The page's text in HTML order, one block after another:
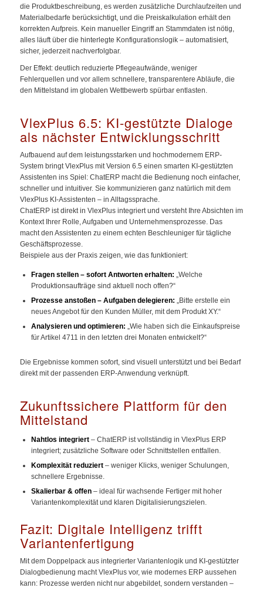
die Produktbeschreibung, es werden zusätzliche Durchlaufzeiten und
Materialbedarfe berücksichtigt, und die Preiskalkulation erhält den
korrekten Aufpreis. Kein manueller Eingriff an Stammdaten ist nötig,
alles läuft über die hinterlegte Konfigurationslogik – automatisiert,
sicher, jederzeit nachverfolgbar.
Der Effekt: deutlich reduzierte Pflegeaufwände, weniger
Fehlerquellen und vor allem schnellere, transparentere Abläufe, die
den Mittelstand im globalen Wettbewerb spürbar entlasten.
VlexPlus 6.5: KI-gestützte Dialoge
als nächster Entwicklungsschritt
Aufbauend auf dem leistungsstarken und hochmodernem ERP-
System bringt VlexPlus mit Version 6.5 einen smarten KI-gestützten
Assistenten ins Spiel: ChatERP macht die Bedienung noch einfacher,
schneller und intuitiver. Sie kommunizieren ganz natürlich mit dem
VlexPlus KI-Assistenten – in Alltagssprache.
ChatERP ist direkt in VlexPlus integriert und versteht Ihre Absichten im
Kontext Ihrer Rolle, Aufgaben und Unternehmensprozesse. Das
macht den Assistenten zu einem echten Beschleuniger für tägliche
Geschäftsprozesse.
Beispiele aus der Praxis zeigen, wie das funktioniert:
Fragen stellen – sofort Antworten erhalten: „Welche
Produktionsaufträge sind aktuell noch offen?“
Prozesse anstoßen – Aufgaben delegieren:
„Bitte erstelle ein
neues Angebot für den Kunden Müller, mit dem Produkt XY.“
Analysieren und optimieren: „Wie haben sich die Einkaufspreise
für Artikel 4711 in den letzten drei Monaten entwickelt?“
Die Ergebnisse kommen sofort, sind visuell unterstützt und bei Bedarf
direkt mit der passenden ERP-Anwendung verknüpft.
Zukunftssichere Plattform für den
Mittelstand
Nahtlos integriert– ChatERP ist vollständig in VlexPlus ERP
integriert; zusätzliche Software oder Schnittstellen entfallen.
Komplexität reduziert– weniger Klicks, weniger Schulungen,
schnellere Ergebnisse.
Skalierbar & offen– ideal für wachsende Fertiger mit hoher
Variantenkomplexität und klaren Digitalisierungszielen.
Fazit: Digitale Intelligenz trifft
Variantenfertigung
Mit dem Doppelpack aus integrierter Variantenlogik und KI-gestützter
Dialogbedienung macht VlexPlus vor, wie modernes ERP aussehen
kann: Prozesse werden nicht nur abgebildet, sondern verstanden –